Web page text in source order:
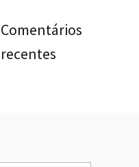
Comentários
recentes